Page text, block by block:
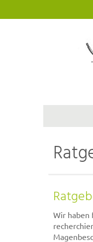
Wir haben